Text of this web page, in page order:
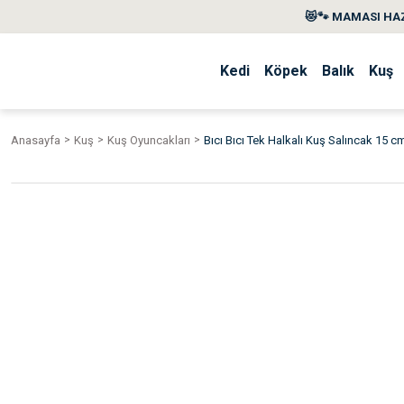
😻🐾 MAMASI
Kedi Köpek Balık Kuş
Anasayfa Kuş Kuş Oyuncakları Bıcı Bıcı Tek Halkalı Kuş Salıncak 15